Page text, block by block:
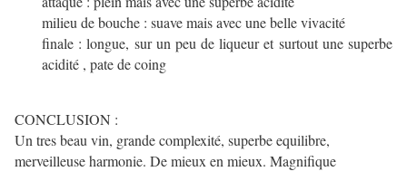
milieu de bouche : suave mais avec une belle vivacité
finale : longue, sur un peu de liqueur et surtout une superbe
acidité , pate de coing
CONCLUSION :
Un tres beau vin, grande complexité, superbe equilibre,
merveilleuse harmonie. De mieux en mieux. Magnifique